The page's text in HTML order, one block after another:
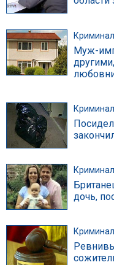
Криминал
Муж-
Криминал
Криминал
дочь,
Криминал